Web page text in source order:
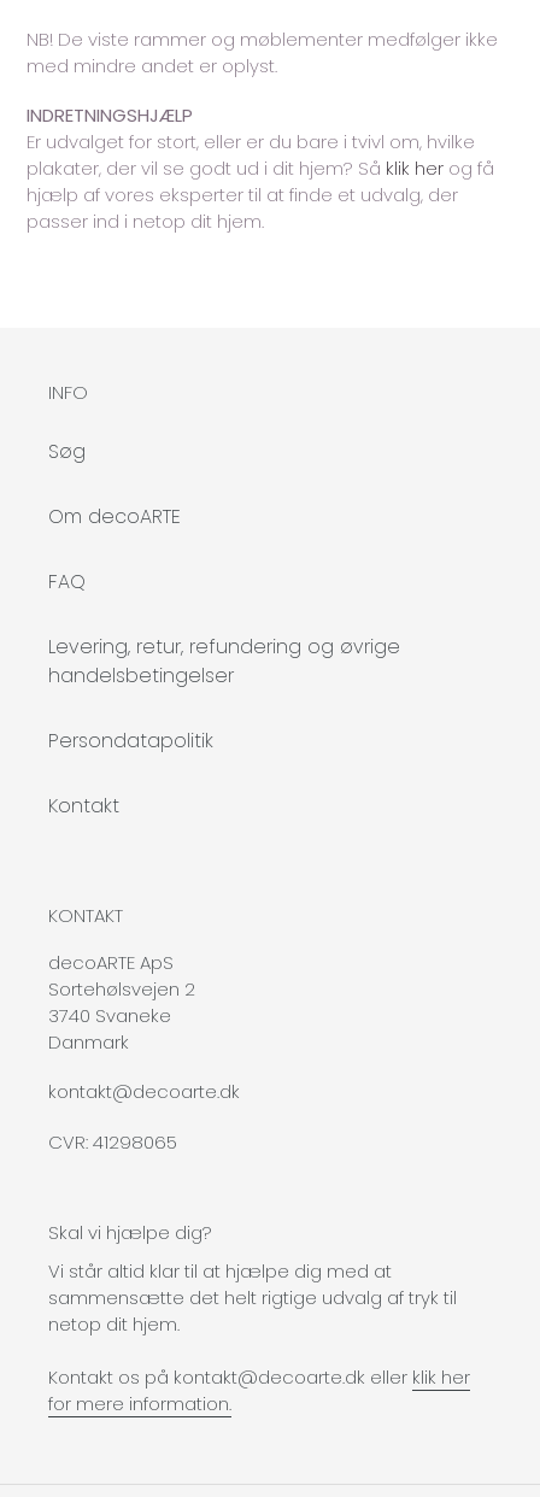
NB! De viste rammer og møblementer medfølger ikke
med mindre andet er oplyst.
INDRETNINGSHJÆLP
Er udvalget for stort, eller er du bare i tvivl om, hvilke
plakater, der vil se godt ud i dit hjem? Så klik her og få
hjælp af vores eksperter til at finde et udvalg, der
passer ind i netop dit hjem.
INFO
Søg
Om decoARTE
FAQ
Levering, retur, refundering og øvrige
handelsbetingelser
Persondatapolitik
Kontakt
KONTAKT
decoARTE ApS
Sortehølsvejen 2
3740 Svaneke
Danmark
kontakt@decoarte.dk
CVR: 41298065
Skal vi hjælpe dig?
Vi står altid klar til at hjælpe dig med at
sammensætte det helt rigtige udvalg af tryk til
netop dit hjem.
Kontakt os på kontakt@decoarte.dk eller klik her
for mere information.